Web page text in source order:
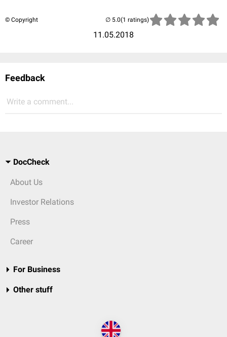
© Copyright
11.05.2018
(1 ratings)
Feedback
Write a comment...
DocCheck
About Us
Investor Relations
Press
Career
For Business
Other stuff